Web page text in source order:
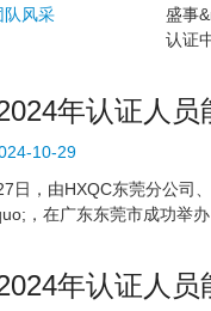
盛事
认证
年认证人
10-29
日，由HXQC东莞分公司
，在广东东莞市成功举办
年认证人